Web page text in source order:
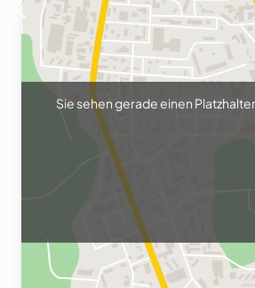
Sie sehen gerade einen